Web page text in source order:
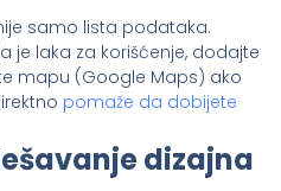
samo lista podataka.
je laka za korišćenje, dodajte
mapu (Google Maps) ako
pomaže da dobijete
dizajna